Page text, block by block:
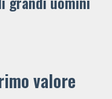
valore